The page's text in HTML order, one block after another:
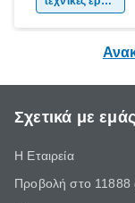
και μάλιστα,
Σχετικά με εμάς
Η Εταιρεία
Προβολή στο 11888